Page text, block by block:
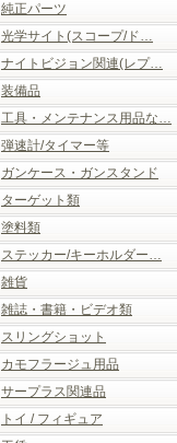
純正パーツ
光学サイト(スコープ/ド…
ナイトビジョン関連(レプ…
装備品
工具・メンテナンス用品な…
弾速計/タイマー等
ガンケース・ガンスタンド
ターゲット類
塗料類
ステッカー/キーホルダー…
雑貨
雑誌・書籍・ビデオ類
スリングショット
カモフラージュ用品
サープラス関連品
トイ / フィギュア